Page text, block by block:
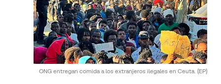
ONG entregan comida a los extranjeros ilegales en Ceuta. (EP)